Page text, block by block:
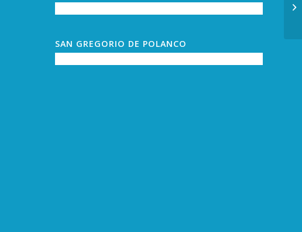
SAN GREGORIO DE POLANCO